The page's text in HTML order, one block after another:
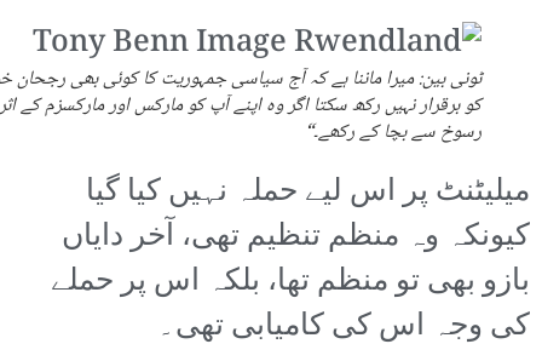
ٹونی بین: میرا ماننا ہے کہ آج سیاسی جمہوریت کا کوئی بھی رجحان
کو برقرار نہیں رکھ سکتا اگر وہ اپنے آپ کو مارکس اور مارکسزم کے
رسوخ سے بچا کے رکھے۔“
میلیٹنٹ پر اس لیے حملہ نہیں کیا گیا
کیونکہ وہ منظم تنظیم تھی، آخر دایاں
بازو بھی تو منظم تھا، بلکہ اس پر حملے
کی وجہ اس کی کامیابی تھی۔